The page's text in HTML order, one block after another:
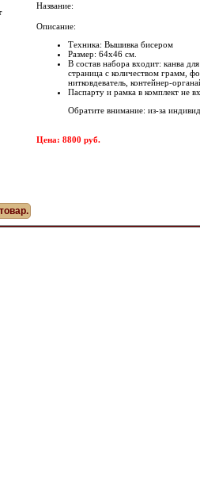
Название:
Описание:
Техника: Вышивка бисером
Размер: 64х46 см.
В состав набора входит: канва
страница с количеством грамм,
нитковдеватель, контейнер-
Паспарту и рамка в комплект не
Обратите внимание: из-за
Цена: 8800 руб.